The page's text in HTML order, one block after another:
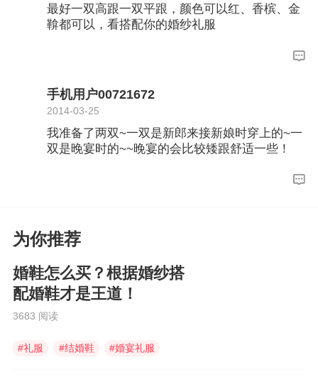
最好一双高跟一双平跟，颜色可以红、香槟、金
鞥都可以，看搭配你的婚纱礼服
手机用户00721672
2014-03-25
我准备了两双~一双是新郎来接新娘时穿上的~一
双是晚宴时的~~晚宴的会比较矮跟舒适一些！
为你推荐
婚鞋怎么买？根据婚纱搭
配婚鞋才是王道！
3683 阅读
#礼服 #结婚鞋 #婚宴礼服